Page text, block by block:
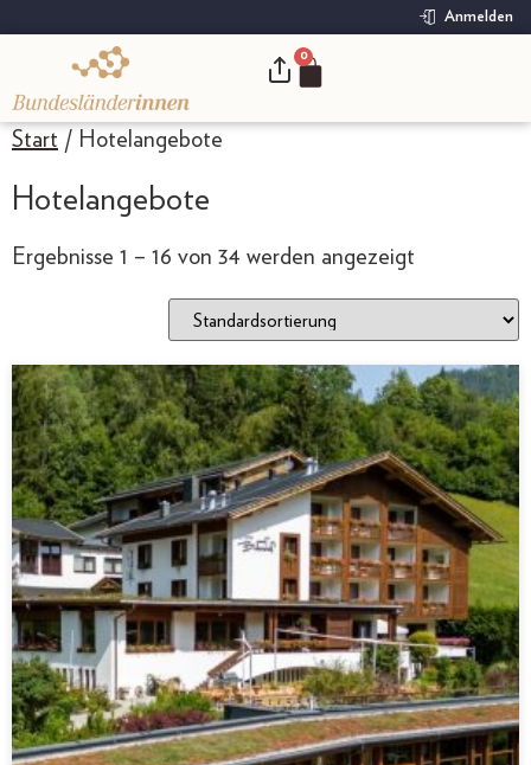
Anmelden
0
Start / Hotelangebote
Hotelangebote
Ergebnisse 1 – 16 von 34 werden angezeigt